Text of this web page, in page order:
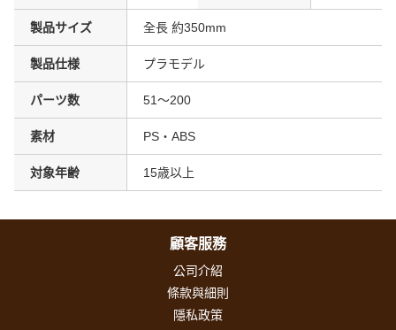
製品サイズ 全長 約350mm
製品仕様 プラモデル
パーツ数 51～200
素材 PS・ABS
対象年齢 15歳以上
顧客服務
公司介紹
條款與細則
隱私政策